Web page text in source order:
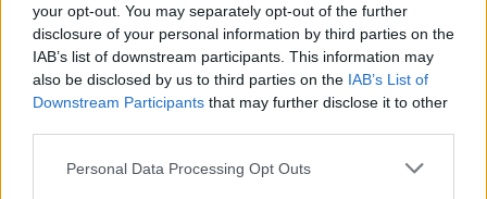
your opt-out. You may separately opt-out of the further
disclosure of your personal information by third parties on the
IAB’s list of downstream participants. This information may
also be disclosed by us to third parties on the IAB’s List of
Downstream Participants that may further disclose it to other
Please note that this website/app uses one or more Google
Personal Data Processing Opt Outs